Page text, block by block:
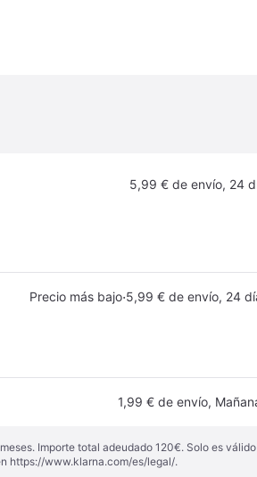
5,99 € de envío, 24
Precio más bajo·5,99 € de envío, 24
1,99 € de envío,
Importe total adeudado 120€. Solo es
https://www.klarna.com/es/legal/.